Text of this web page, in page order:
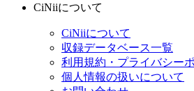
CiNiiについて
CiNiiについて
収録データベース一覧
利用規約・プライバシー
個人情報の扱いについて